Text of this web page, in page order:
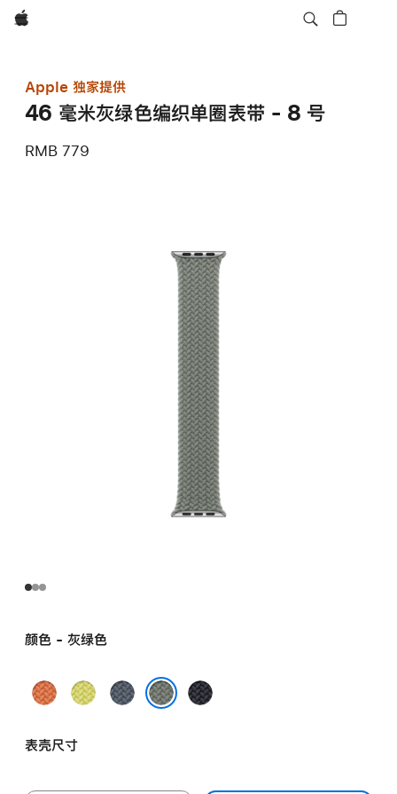
Apple
Apple 独家提供
46 毫米灰绿色编织单圈表带 - 8 号
RMB 779
颜色 - 灰绿色
姜
末
霓
黄
铁
午
表壳尺寸